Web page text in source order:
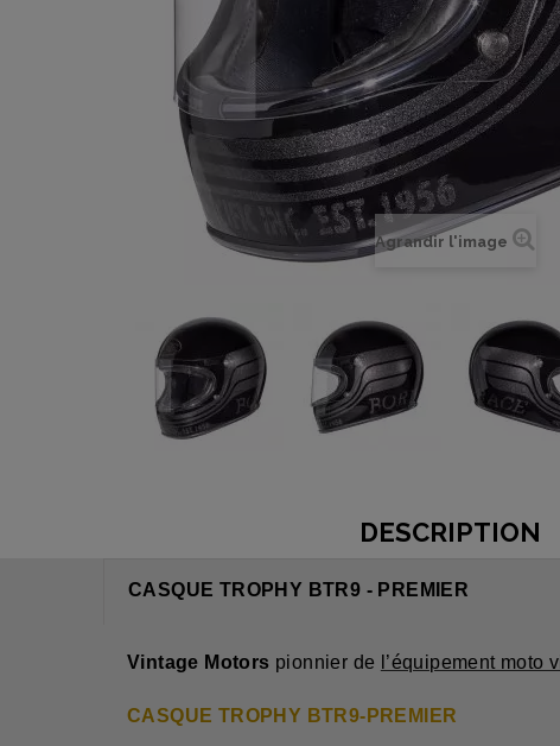
Agrandir l'image
DESCRIPTION
CASQUE TROPHY BTR9 - PREMIER
Vintage Motors pionnier de l’équipement moto
CASQUE TROPHY BTR9-PREMIER